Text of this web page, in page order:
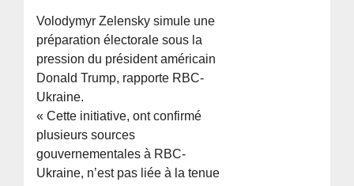
Volodymyr Zelensky simule une
préparation électorale sous la
pression du président américain
Donald Trump, rapporte RBC-
Ukraine.
« Cette initiative, ont confirmé
plusieurs sources
gouvernementales à RBC-
Ukraine, n’est pas liée à la tenue